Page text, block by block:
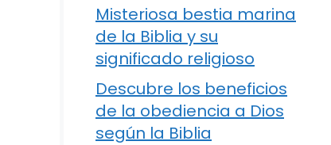
Misteriosa bestia marina
de la Biblia y su
significado religioso
Descubre los beneficios
de la obediencia a Dios
según la Biblia